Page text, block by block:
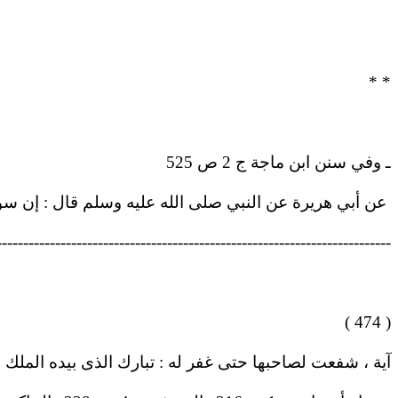
* *
ـ وفي سنن ابن ماجة ج 2 ص 525
عن أبي هريرة عن النبي صلى الله عليه وسلم قال : إن
( 474 )
آية ، شفعت لصاحبها حتى غفر له : تبارك الذى بيده الملك